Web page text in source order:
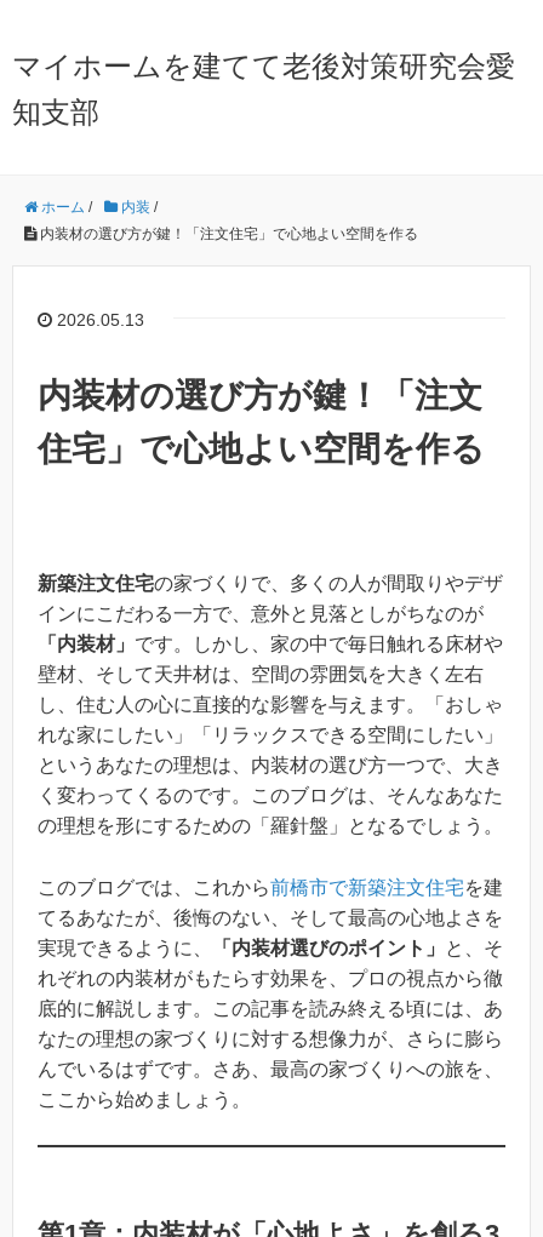
マイホームを建てて老後対策研究会愛
知支部
ホーム / 内装 /
内装材の選び方が鍵！「注文住宅」で心地よい空間を作る
2026.05.13
内装材の選び方が鍵！「注文
住宅」で心地よい空間を作る
新築注文住宅の家づくりで、多くの人が間取りやデザ
インにこだわる一方で、意外と見落としがちなのが
「内装材」 です。しかし、家の中で毎日触れる床材や
壁材、そして天井材は、空間の雰囲気を大きく左右
し、住む人の心に直接的な影響を与えます。「おしゃ
れな家にしたい」「リラックスできる空間にしたい」
というあなたの理想は、内装材の選び方一つで、大き
く変わってくるのです。このブログは、そんなあなた
の理想を形にするための「羅針盤」となるでしょう。
このブログでは、これから前橋市で新築注文住宅を建
てるあなたが、後悔のない、そして最高の心地よさを
実現できるように、
「内装材選びのポイント」
と、そ
れぞれの内装材がもたらす効果を、プロの視点から徹
底的に解説します。この記事を読み終える頃には、あ
なたの理想の家づくりに対する想像力が、さらに膨ら
んでいるはずです。さあ、最高の家づくりへの旅を、
ここから始めましょう。